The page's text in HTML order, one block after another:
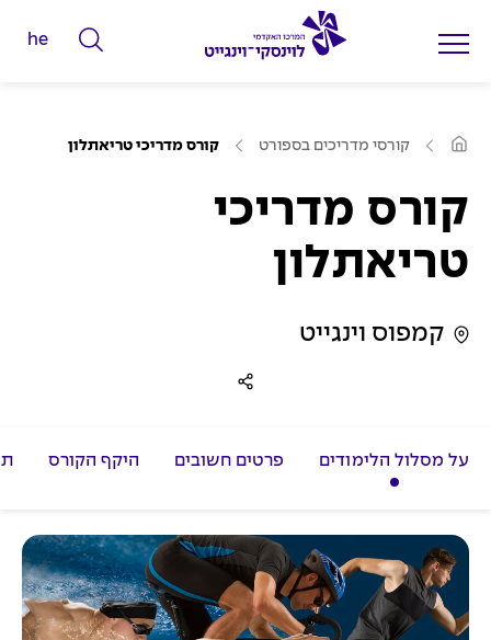
ה
ד
ש
he
ע
מ
ה
ב
ת
קורסי מדריכים בספורט קורס מדריכי טריאתלון
קורס מדריכי
טריאתלון
קמפוס וינגייט
על מסלול הלימודים פרטים חשובים היקף הקורס